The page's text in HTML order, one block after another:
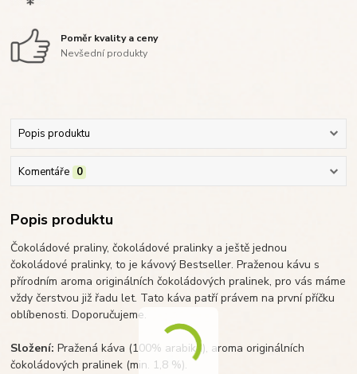
Poměr kvality a ceny
Nevšední produkty
Popis produktu
Komentáře 0
Popis produktu
Čokoládové praliny, čokoládové pralinky a ještě jednou
čokoládové pralinky, to je kávový Bestseller. Praženou kávu s
přírodním aroma originálních čokoládových pralinek, pro vás máme
vždy čerstvou již řadu let. Tato káva patří právem na první příčku
oblíbenosti. Doporučujeme.
Složení: Pražená káva (100% arabika), aroma originálních
čokoládových pralinek (min. 1,8 %).